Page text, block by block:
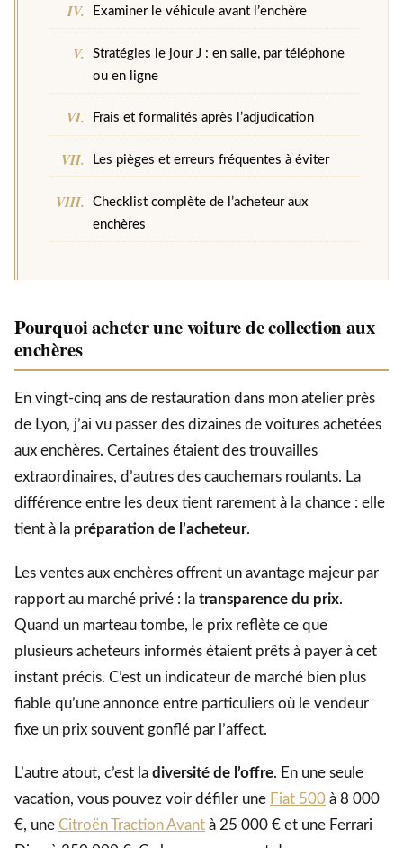
Examiner le véhicule avant l’enchère
Stratégies le jour J : en salle, par téléphone
ou en ligne
Frais et formalités après l’adjudication
Les pièges et erreurs fréquentes à éviter
Checklist complète de l’acheteur aux
enchères
Pourquoi acheter une voiture de collection aux
enchères
En vingt-cinq ans de restauration dans mon atelier près
de Lyon, j’ai vu passer des dizaines de voitures achetées
aux enchères. Certaines étaient des trouvailles
extraordinaires, d’autres des cauchemars roulants. La
différence entre les deux tient rarement à la chance : elle
tient à la préparation de l’acheteur.
Les ventes aux enchères offrent un avantage majeur par
rapport au marché privé : la transparence du prix.
Quand un marteau tombe, le prix reflète ce que
plusieurs acheteurs informés étaient prêts à payer à cet
instant précis. C’est un indicateur de marché bien plus
fiable qu’une annonce entre particuliers où le vendeur
fixe un prix souvent gonflé par l’affect.
L’autre atout, c’est la diversité de l’offre. En une seule
vacation, vous pouvez voir défiler une Fiat 500 à 8 000
€, une Citroën Traction Avant à 25 000 € et une Ferrari